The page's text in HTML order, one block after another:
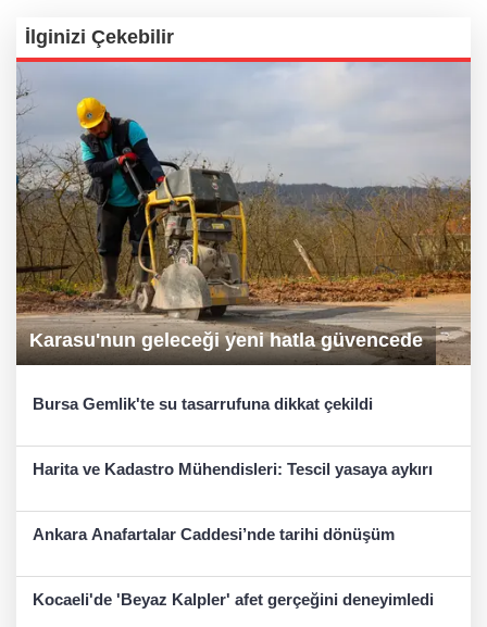
İlginizi Çekebilir
Karasu'nun geleceği yeni hatla güvencede
Bursa Gemlik'te su tasarrufuna dikkat çekildi
Harita ve Kadastro Mühendisleri: Tescil yasaya aykırı
Ankara Anafartalar Caddesi’nde tarihi dönüşüm
Kocaeli'de 'Beyaz Kalpler' afet gerçeğini deneyimledi